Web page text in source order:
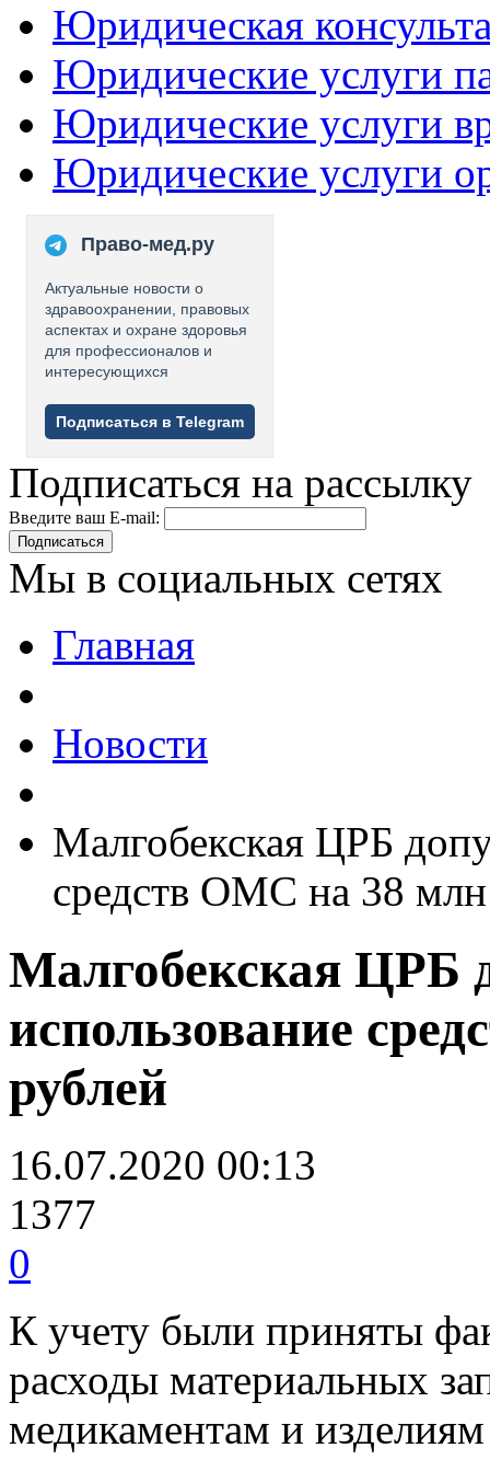
Юридическая
Юридические услуги
Юридические услуги
Юридические услуги
Право-мед.ру
Актуальные новости о
здравоохранении, правовых
аспектах и охране здоровья
для профессионалов и
интересующихся
Подписаться в Telegram
Подписаться на рассылку
Введите ваш E-mail:
Подписаться
Мы в социальных сетях
Главная
Новости
Малгобекская ЦРБ
средств ОМС на 38 млн
Малгобекская ЦРБ
использование
рублей
16.07.2020 00:13
1377
0
К учету были приняты
расходы материальных
медикаментам и